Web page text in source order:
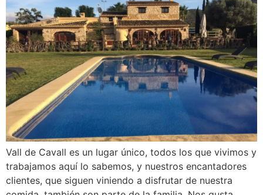
Vall de Cavall es un lugar único, todos los que vivimos y
trabajamos aquí lo sabemos, y nuestros encantadores
clientes, que siguen viniendo a disfrutar de nuestra